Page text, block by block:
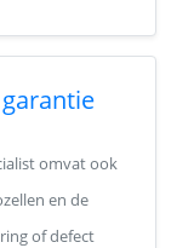
omvat ook
en de
of defect